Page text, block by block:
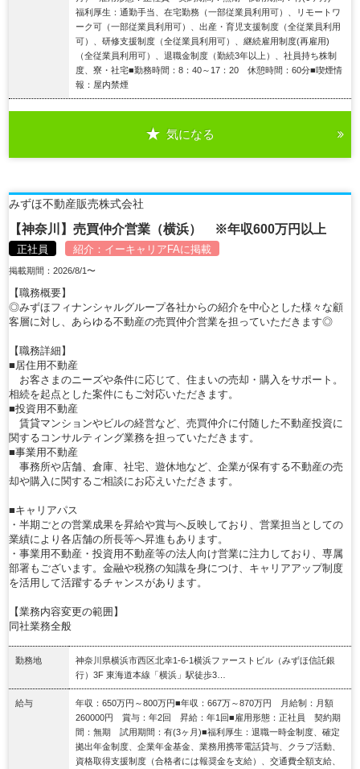
福利厚生：通勤手当、在宅勤務（一部従業員利用可）、リモートワ
ーク可（一部従業員利用可）、出産・育児支援制度（全従業員利用
可）、研修支援制度（全従業員利用可）、継続雇用制度(再雇用)
（全従業員利用可）、退職金制度（勤続3年以上）、社員持ち株制
度、寮・社宅■勤務時間：8：40～17：20 休憩時間：60分■喫煙情
報：屋内禁煙
気になる
みずほ不動産販売株式会社
【神奈川】売買仲介営業（横浜） ※年収600万円以上
正社員 紹介： イーキャリアFAに掲載
掲載期間：2026/8/1〜
【職務概要】
◎みずほフィナンシャルグループ各社からの紹介を中心とした様々な顧
客層に対し、あらゆる不動産の売買仲介営業を担っていただきます◎
【職務詳細】
■居住用不動産
お客さまのニーズや条件に応じて、住まいの売却・購入をサポート。
相続を起点とした案件にもご対応いただきます。
■投資用不動産
賃貸マンションやビルの経営など、売買仲介に付随した不動産投資に
関するコンサルティング業務を担っていただきます。
■事業用不動産
事務所や店舗、倉庫、社宅、遊休地など、企業が保有する不動産の売
却や購入に関するご相談にお応えいただきます。
■キャリアパス
・半期ごとの営業成果を昇給や賞与へ反映しており、営業担当としての
業績により各店舗の所長等へ昇進もあります。
・事業用不動産・投資用不動産等の法人向け営業に注力しており、専属
部署もございます。金融や税務の知識を身につけ、キャリアアップ制度
を活用して活躍するチャンスがあります。
【業務内容変更の範囲】
同社業務全般
勤務地
神奈川県横浜市西区北幸1-6-1横浜ファーストビル（みずほ信託銀
行）3F 東海道本線「横浜」駅徒歩3…
給与
年収：650万円～800万円■年収：667万～870万円 月給制：月額
260000円 賞与：年2回 昇給：年1回■雇用形態：正社員 契約期
間：無期 試用期間：有(3ヶ月)■福利厚生：退職一時金制度、確定
拠出年金制度、企業年金基金、業務用携帯電話貸与、クラブ活動、
資格取得支援制度（合格者には報奨金を支給）、交通費全額支給、